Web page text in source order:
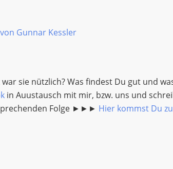
Gunnar Kessler
sie nützlich? Was findest Du gut und
in Auustausch mit mir, bzw. uns und
Folge ►►► Hier kommst Du zu